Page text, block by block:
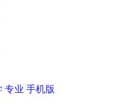
专业 手机版